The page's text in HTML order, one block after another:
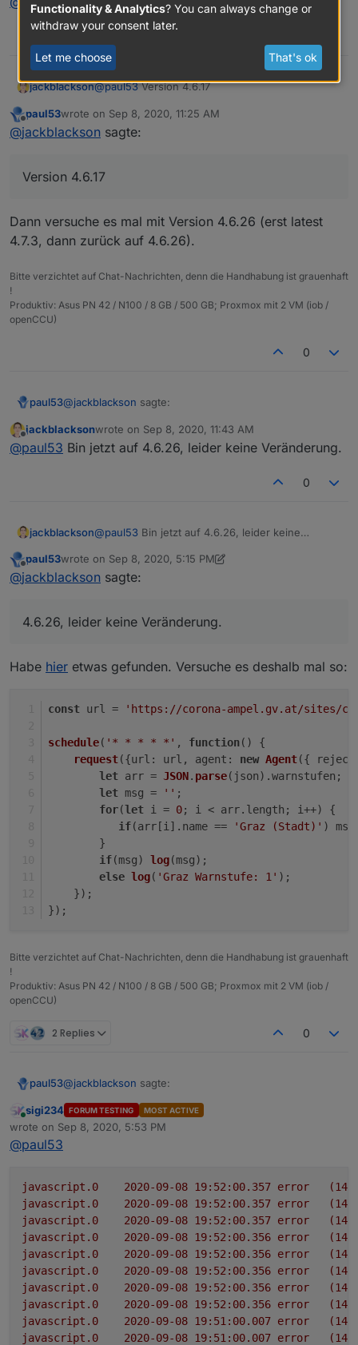
Stufe 2 ist, sondern 1 - dann findet er ja nichts
mehr.
So:
const url = 'https://corona-ampel.gv.at/sites/
schedule('* * * * *', function() {
        let arr = JSON.parse(json).warnstufen;
        let msg = '';
        }
    });
@jackblacksonsagte inCorona-Ampel Österreich in VIS
bekomme dann folgende Fehler:
Welche Version des JS-Adapters ?
jackblackson@paul53Version 4.6.17
Offline
paul53wrote on Sep 8, 2020, 11:25 AM
last edited by
@jackblackson sagte:
Version 4.6.17
Dann versuche es mal mit Version 4.6.26 (erst latest
4.7.3, dann zurück auf 4.6.26).
Bitte verzichtet auf Chat-Nachrichten, denn die Handhabung ist grauenhaft
!
Produktiv: Asus PN 42 / N100 / 8 GB / 500 GB; Proxmox mit 2 VM (iob /
openCCU)
0
paul53@jackblackson sagte:
Version 4.6.17
Dann versuche es mal mit Version 4.6.26 (erst latest
Offline
jackblacksonwrote on Sep 8, 2020, 11:43 AM
last edited by
@paul53 Bin jetzt auf 4.6.26, leider keine Veränderung.
0
jackblackson@paul53 Bin jetzt auf 4.6.26, leider keine
Offline
paul53wrote on Sep 8, 2020, 5:15 PM
last edited by paul53Sep 8, 2020, 7:22 PM
@jackblackson sagte:
4.6.26, leider keine Veränderung.
Habe hier etwas gefunden. Versuche es deshalb mal so:
const url = 'https://corona-ampel.gv.at/sites/
schedule( '* * * * *' , function( ) {
request({url : url, agent : new Agent({
let arr = JSON. parse(json).warnstufen ;
let msg = '' ;
for(let i = 0; i < arr. length ; i++) {
if(arr[i]. name == 'Graz (Stadt)' )
        }
if(msg) log(msg);
else log( 'Graz Warnstufe: 1' );
    });
});
Bitte verzichtet auf Chat-Nachrichten, denn die Handhabung ist grauenhaft
!
Produktiv: Asus PN 42 / N100 / 8 GB / 500 GB; Proxmox mit 2 VM (iob /
openCCU)
2 Replies 0
paul53@jackblackson sagte:
4.6.26, leider keine Veränderung.
so:
const url = 'https://corona-ampel.gv.at/sites/
schedule('* * * * *', function() {
request({url: url, agent: new Agent({
        let arr = JSON.parse(json).warnstufen;
        let msg = '';
        for(let i = 0; i < arr.length; i++) {
if(arr[i].name == 'Graz (Stadt)')
        }
        if(msg) log(msg);
Online
sigi234 FORUM TESTING MOST ACTIVE
wrote on Sep 8, 2020, 5:53 PM
last edited by
@paul53
javascript.0 error
javascript.0
error
javascript.0
error
javascript.0
error
javascript.0
error
javascript.0
error
javascript.0
error
javascript.0
error
javascript.0
error
javascript.0
error
Functionality & Analytics? You can always change or
withdraw your consent later.
Let me choose That's ok